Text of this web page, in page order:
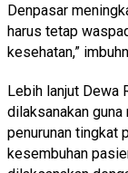
Denpasar
harus tetap
kesehatan,”
Lebih lanjut Dewa
dilaksanakan guna
penurunan tingkat
kesembuhan